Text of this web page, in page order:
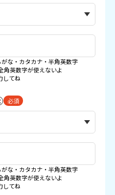
な・カタカナ・半角英数字
角英数字が使えないよ
してね
必須
な・カタカナ・半角英数字
角英数字が使えないよ
してね